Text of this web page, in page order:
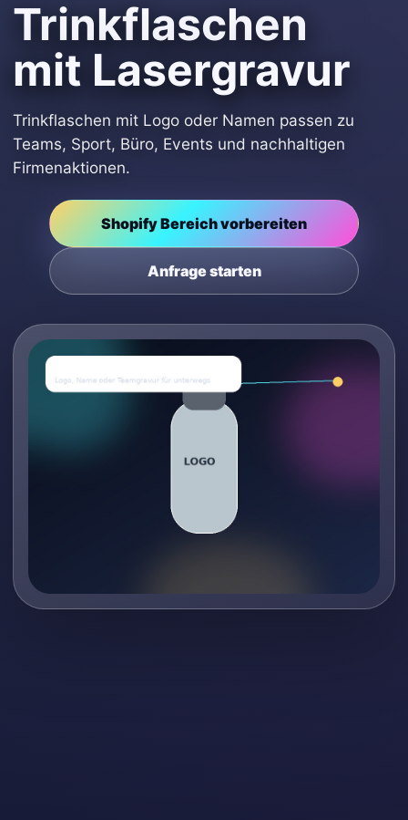
Trinkflaschen
mit Lasergravur
Trinkflaschen mit Logo oder Namen passen zu
Teams, Sport, Büro, Events und nachhaltigen
Firmenaktionen.
Shopify Bereich vorbereiten
Anfrage starten